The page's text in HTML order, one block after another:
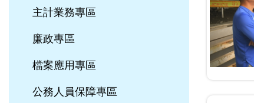
主計業務專區
廉政專區
檔案應用專區
公務人員保障專區